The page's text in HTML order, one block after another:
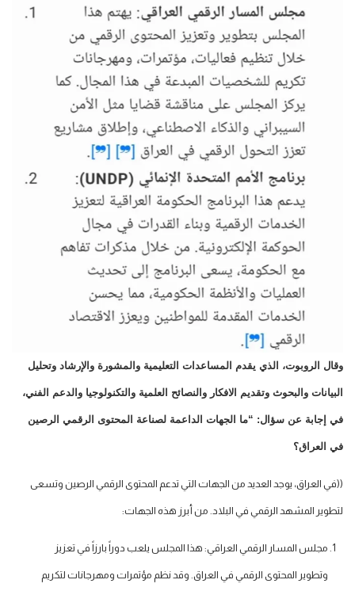
وقال الروبوت، الذي يقدم المساعدات التعليمية والمشورة والإرشاد وتحليل
البيانات والبحوث وتقديم الافكار والنصائح العلمية والتكنولوجيا والدعم الفني،
في إجابة عن سؤال: “ما الجهات الداعمة لصناعة المحتوى الرقمي الرصين
في العراق؟
((في العراق، يوجد العديد من الجهات التي تدعم المحتوى الرقمي الرصين وتسعى
لتطوير المشهد الرقمي في البلاد. من أبرز هذه الجهات:
مجلس المسار الرقمي العراقي: هذا المجلس يلعب دوراً بارزاً في تعزيز
وتطوير المحتوى الرقمي في العراق. وقد نظم مؤتمرات ومهرجانات لتكريم